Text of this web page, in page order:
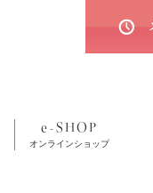
e-SHOP
オンラインショップ